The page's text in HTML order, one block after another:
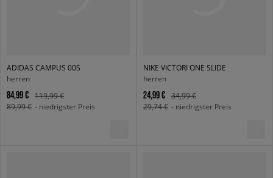
ADIDAS CAMPUS 00S
herren
84,99 €
119,99 €
89,99 € - niedrigster Preis
NIKE VICTORI ONE SLIDE
herren
24,99 €
34,99 €
29,74 € - niedrigster Preis